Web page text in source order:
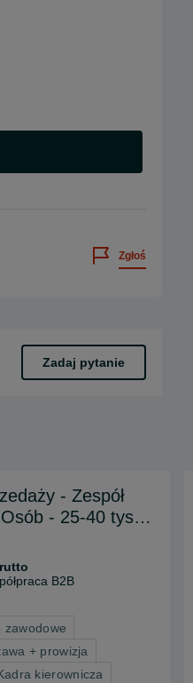
Zgłoś
Zadaj pytanie
- Zespół
- 25-40 tys.
B2B
zawodowe
+ prowizja
kierownicza